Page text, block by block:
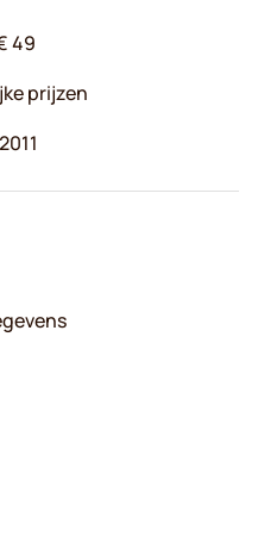
49
prijzen